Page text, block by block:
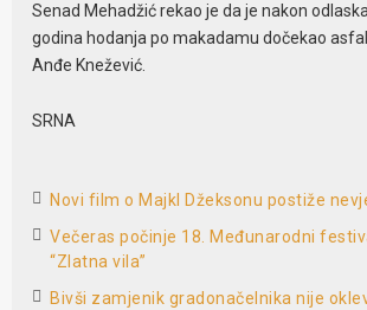
Senad Mehadžić rekao je da je nakon
godina hodanja po makadamu dočekao
Anđe Knežević.
SRNA
Novi film o Majkl Džeksonu postiže
Večeras počinje 18. Međunarodni
“Zlatna vila”
Bivši zamjenik gradonačelnika nije